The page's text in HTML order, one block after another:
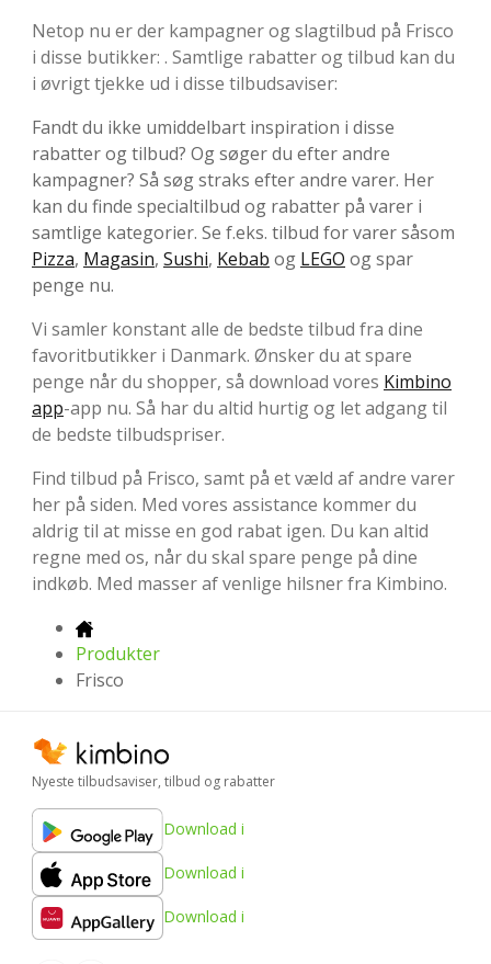
Netop nu er der kampagner og slagtilbud på Frisco
i disse butikker: . Samtlige rabatter og tilbud kan du
i øvrigt tjekke ud i disse tilbudsaviser:
Fandt du ikke umiddelbart inspiration i disse
rabatter og tilbud? Og søger du efter andre
kampagner? Så søg straks efter andre varer. Her
kan du finde specialtilbud og rabatter på varer i
samtlige kategorier. Se f.eks. tilbud for varer såsom
Pizza, Magasin, Sushi, Kebab og LEGO og spar
penge nu.
Vi samler konstant alle de bedste tilbud fra dine
favoritbutikker i Danmark. Ønsker du at spare
penge når du shopper, så download vores Kimbino
app-app nu. Så har du altid hurtig og let adgang til
de bedste tilbudspriser.
Find tilbud på Frisco, samt på et væld af andre varer
her på siden. Med vores assistance kommer du
aldrig til at misse en god rabat igen. Du kan altid
regne med os, når du skal spare penge på dine
indkøb. Med masser af venlige hilsner fra Kimbino.
Produkter
Frisco
Nyeste tilbudsaviser, tilbud og rabatter
Download i
Download i
Download i